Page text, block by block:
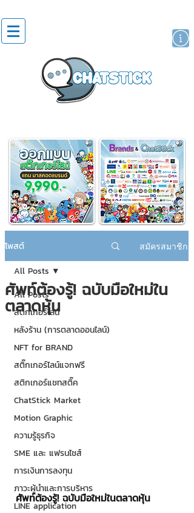
โพสต์ สมัครสมาชิก
All Posts
สติกเกอร์ไลน์
หลังร้าน (การตลาดออนไลน์)
NFT for BRAND
สติ๊กเกอร์ไลน์แจกฟรี
สติกเกอร์แชทสติ๊ค
ChatStick Market
Motion Graphic
ความรู้ธุรกิจ
SME และ แฟรนไชส์
การเงินการลงทุน
ภาวะผู้นำและการบริหาร
LINE application
All Posts
ศัพท์ต้องรู้! ฉบับมือใหม่ใน
ตลาดหุ้น
ศัพท์ต้องรู้! ฉบับมือใหม่ในตลาดหุ้น